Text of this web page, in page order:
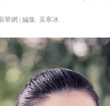
華網 | 編集: 吴寒冰